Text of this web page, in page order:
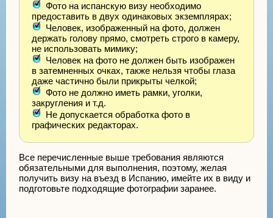
Фото на испанскую визу необходимо
предоставить в двух одинаковых экземплярах;
Человек, изображенный на фото, должен
держать голову прямо, смотреть строго в камеру,
не использовать мимику;
Человек на фото не должен быть изображен
в затемненных очках, также нельзя чтобы глаза
даже частично были прикрыты челкой;
Фото не должно иметь рамки, уголки,
закругления и т.д.
Не допускается обработка фото в
графических редакторах.
Все перечисленные выше требования являются
обязательными для выполнения, поэтому, желая
получить визу на въезд в Испанию, имейте их в виду и
подготовьте подходящие фотографии заранее.